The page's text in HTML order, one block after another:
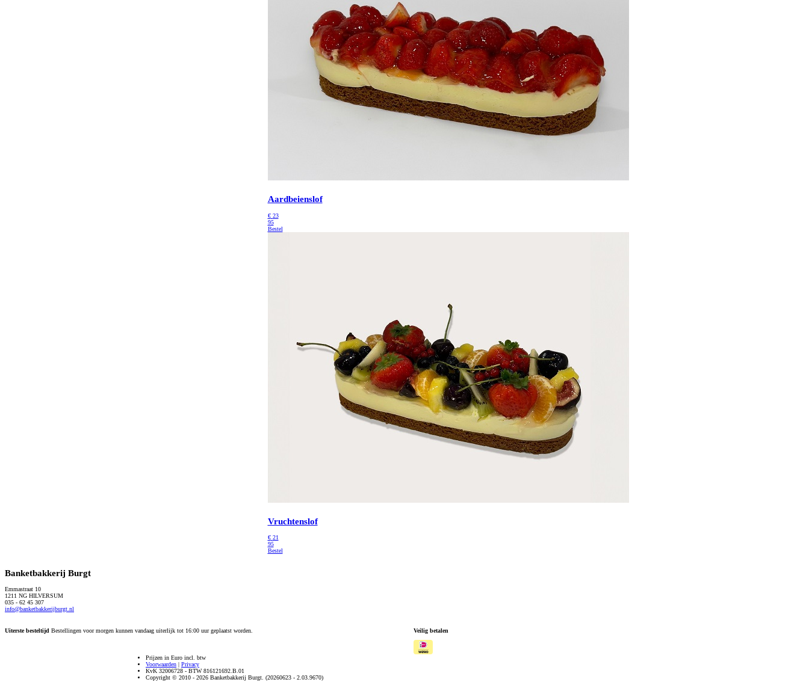
Aardbeienslof
€ 23
95
Bestel
Vruchtenslof
€ 21
95
Bestel
Banketbakkerij Burgt
Emmastraat 10
1211 NG HILVERSUM
035 - 62 45 307
info@banketbakkerijburgt.nl
Uiterste besteltijd Bestellingen voor morgen kunnen vandaag uiterlijk tot 16:00 uur geplaatst worden. Veilig betalen
Prijzen in Euro incl. btw
Voorwaarden | Privacy
KvK 32006728 - BTW 816121692.B.01
Copyright © 2010 - 2026 Banketbakkerij Burgt. (20260623 - 2.03.9670)